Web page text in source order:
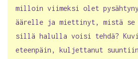
milloin viimeksi olet
äärelle ja miettinyt, mistä se
sillä halulla voisi tehdä?
eteenpäin, kuljettanut